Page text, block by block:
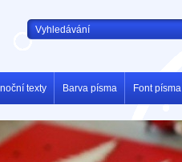
texty Barva písma Font písma